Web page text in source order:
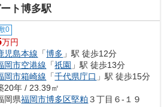
ト博多駅
0
万円
児島本線 「博多 」駅 徒歩12分
岡市空港線 「祇園 」駅 徒歩13分
岡市箱崎線 「千代県庁口 」駅 徒歩15分
20年 / 23.39㎡
岡県福岡市博多区堅粕 ３丁目６-１９